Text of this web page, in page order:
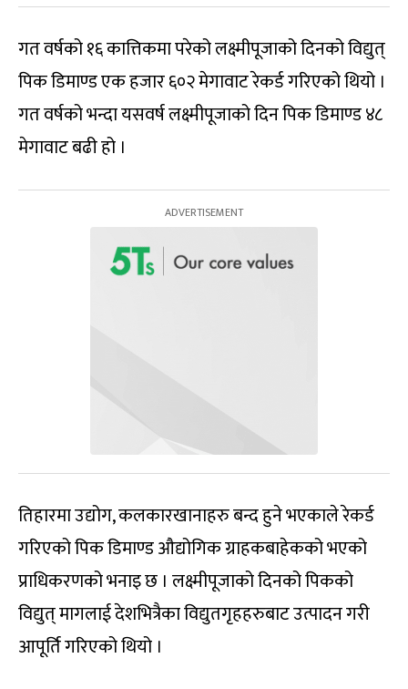
गतवर्षको१६कात्तिकमापरेकोलक्ष्मीपूजाकोदिनकोविद्युत्
पिकडिमाण्डएक हजार ६०२मेगावाटरेकर्ड गरिएकोथियो ।
गतवर्षकोभन्दायसवर्षलक्ष्मीपूजाकोदिनपिकडिमाण्ड४८
मेगावाटबढीहो ।
तिहारमाउद्योग,कलकारखानाहरुबन्दहुनेभएकालेरेकर्ड
गरिएकोपिकडिमाण्डऔद्योगिकग्राहकबाहेककोभएको
प्राधिकरणकोभनाइछ । लक्ष्मीपूजाकोदिनकोपिकको
विद्युत्मागलाईदेशभित्रैकाविद्युतगृहहरुबाटउत्पादनगरी
आपूर्ति गरिएको थियो ।